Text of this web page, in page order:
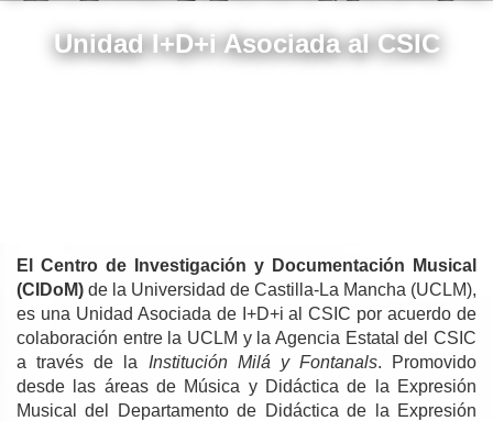
Unidad I+D+i Asociada al CSIC
El Centro de Investigación y Documentación Musical
(CIDoM) de la Universidad de Castilla-La Mancha (UCLM),
es una Unidad Asociada de I+D+i al CSIC por acuerdo de
colaboración entre la UCLM y la Agencia Estatal del CSIC
a través de la Institución Milá y Fontanals. Promovido
desde las áreas de Música y Didáctica de la Expresión
Musical del Departamento de Didáctica de la Expresión